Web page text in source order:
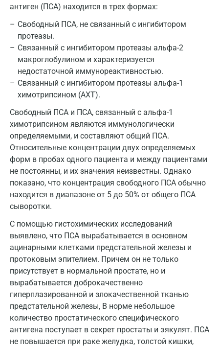
антиген (ПСА) находится в трех формах:
Свободный ПСА, не связанный с ингибитором
протеазы.
Связанный с ингибитором протеазы альфа-2
макроглобулином и характеризуется
недостаточной иммунореактивностью.
Связанный с ингибитором протеазы альфа-1
химотрипсином (АХТ).
Свободный ПСА и ПСА, связанный с альфа-1
химотрипсином являются иммунологически
определяемыми, и составляют общий ПСА.
Относительные концентрации двух определяемых
форм в пробах одного пациента и между пациентами
не постоянны, и их значения неизвестны. Однако
показано, что концентрация свободного ПСА обычно
находится в диапазоне от 5 до 50% от общего ПСА
сыворотки.
С помощью гистохимических исследований
выявлено, что ПСА вырабатывается в основном
ацинарными клетками предстательной железы и
протоковым эпителием. Причем он не только
присутствует в нормальной простате, но и
вырабатывается доброкачественно
гиперплазированной и злокачественной тканью
предстательной железы, В норме небольшое
количество простатического специфического
антигена поступает в секрет простаты и эякулят. ПСА
не повышается при раке желудка, толстой кишки,
Зеленоград
Иваново
Ивантеевка
Ижевск
Истра
Калининград
Кемерово
Ковров
Коломна
Кострома
Котельники
Красногорск
Краснодар
Красноярск
Курск